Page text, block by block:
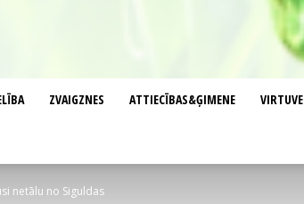
ZVAIGZNES ATTIECĪBAS&ĢIMENE VIRTUVE
netālu no Siguldas